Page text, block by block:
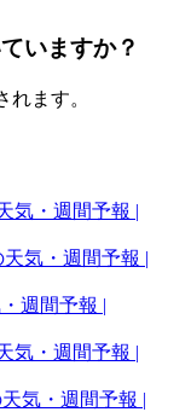
いますか？
れます。
気・週間予報 |
天気・週間予報 |
週間予報 |
気・週間予報 |
気・週間予報 |